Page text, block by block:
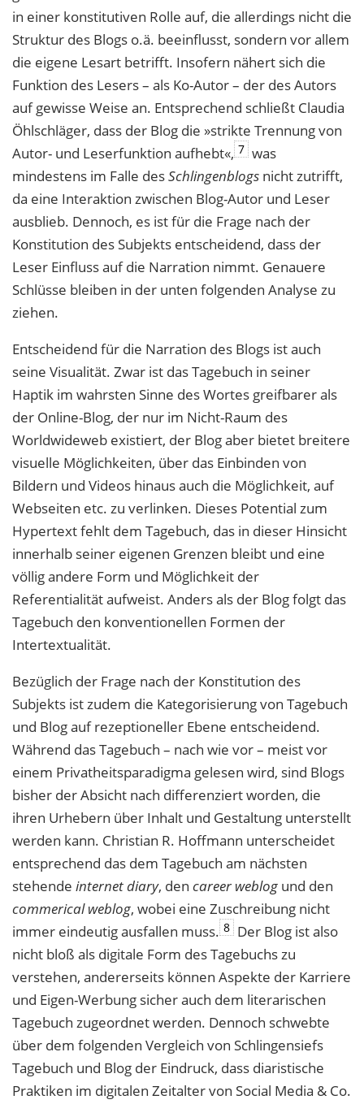
in einer konstitutiven Rolle auf, die allerdings nicht die
Struktur des Blogs o.ä. beeinflusst, sondern vor allem
die eigene Lesart betrifft. Insofern nähert sich die
Funktion des Lesers – als Ko-Autor – der des Autors
auf gewisse Weise an. Entsprechend schließt Claudia
Öhlschläger, dass der Blog die »strikte Trennung von
Autor- und Leserfunktion aufhebt«, 7 was
mindestens im Falle desSchlingenblogs nicht zutrifft,
da eine Interaktion zwischen Blog-Autor und Leser
ausblieb. Dennoch, es ist für die Frage nach der
Konstitution des Subjekts entscheidend, dass der
Leser Einfluss auf die Narration nimmt. Genauere
Schlüsse bleiben in der unten folgenden Analyse zu
ziehen.
Entscheidend für die Narration des Blogs ist auch
seine Visualität. Zwar ist das Tagebuch in seiner
Haptik im wahrsten Sinne des Wortes greifbarer als
der Online-Blog, der nur im Nicht-Raum des
Worldwideweb existiert, der Blog aber bietet breitere
visuelle Möglichkeiten, über das Einbinden von
Bildern und Videos hinaus auch die Möglichkeit, auf
Webseiten etc. zu verlinken. Dieses Potential zum
Hypertext fehlt dem Tagebuch, das in dieser Hinsicht
innerhalb seiner eigenen Grenzen bleibt und eine
völlig andere Form und Möglichkeit der
Referentialität aufweist. Anders als der Blog folgt das
Tagebuch den konventionellen Formen der
Intertextualität.
Bezüglich der Frage nach der Konstitution des
Subjekts ist zudem die Kategorisierung von Tagebuch
und Blog auf rezeptioneller Ebene entscheidend.
Während das Tagebuch – nach wie vor – meist vor
einem Privatheitsparadigma gelesen wird, sind Blogs
bisher der Absicht nach differenziert worden, die
ihren Urhebern über Inhalt und Gestaltung unterstellt
werden kann. Christian R. Hoffmann unterscheidet
entsprechend das dem Tagebuch am nächsten
stehende internet diary, den career weblog und den
commerical weblog, wobei eine Zuschreibung nicht
immer eindeutig ausfallen muss. 8 Der Blog ist also
nicht bloß als digitale Form des Tagebuchs zu
verstehen, andererseits können Aspekte der Karriere
und Eigen-Werbung sicher auch dem literarischen
Tagebuch zugeordnet werden. Dennoch schwebte
über dem folgenden Vergleich von Schlingensiefs
Tagebuch und Blog der Eindruck, dass diaristische
Praktiken im digitalen Zeitalter von Social Media & Co.